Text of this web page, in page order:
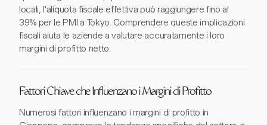
locali, l'aliquota fiscale effettiva può raggiungere fino al
39% per le PMI a Tokyo. Comprendere queste implicazioni
fiscali aiuta le aziende a valutare accuratamente i loro
margini di profitto netto.
Fattori Chiave che Influenzano i Margini di Profitto
Numerosi fattori influenzano i margini di profitto in